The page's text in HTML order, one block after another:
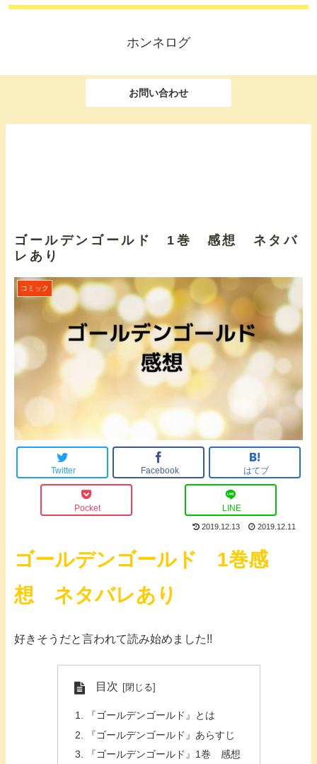
ホンネログ
お問い合わせ
ゴールデンゴールド 1巻 感想 ネタバ
レあり
コミック
Twitter Facebook はてブ
Pocket LINE
2019.12.13 2019.12.11
ゴールデンゴールド 1巻感
想 ネタバレあり
好きそうだと言われて読み始めました!!
目次
『ゴールデンゴールド』とは
『ゴールデンゴールド』あらすじ
『ゴールデンゴールド』1巻 感想